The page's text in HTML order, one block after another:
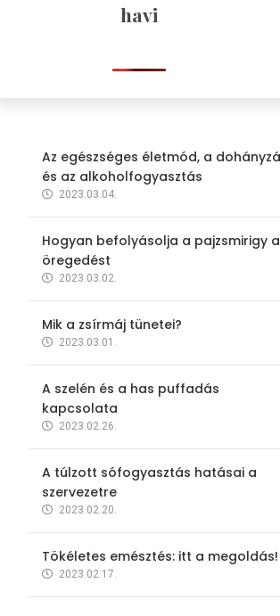
havi
Az egészséges életmód, a
és az alkoholfogyasztás
2023.03.04.
Hogyan befolyásolja a pajzsmirigy
öregedést
2023.03.02.
Mik a zsírmáj tünetei?
2023.03.01.
A szelén és a has puffadás
kapcsolata
2023.02.26.
A túlzott sófogyasztás hatásai a
szervezetre
2023.02.20.
Tökéletes emésztés: itt a megoldás!
2023.02.17.